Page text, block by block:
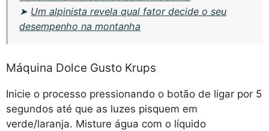
➤ Um alpinista revela qual fator decide o seu
desempenho na montanha
Máquina Dolce Gusto Krups
Inicie o processo pressionando o botão de ligar por 5
segundos até que as luzes pisquem em
verde/laranja. Misture água com o líquido